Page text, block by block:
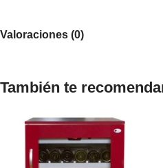
Valoraciones (0)
También te